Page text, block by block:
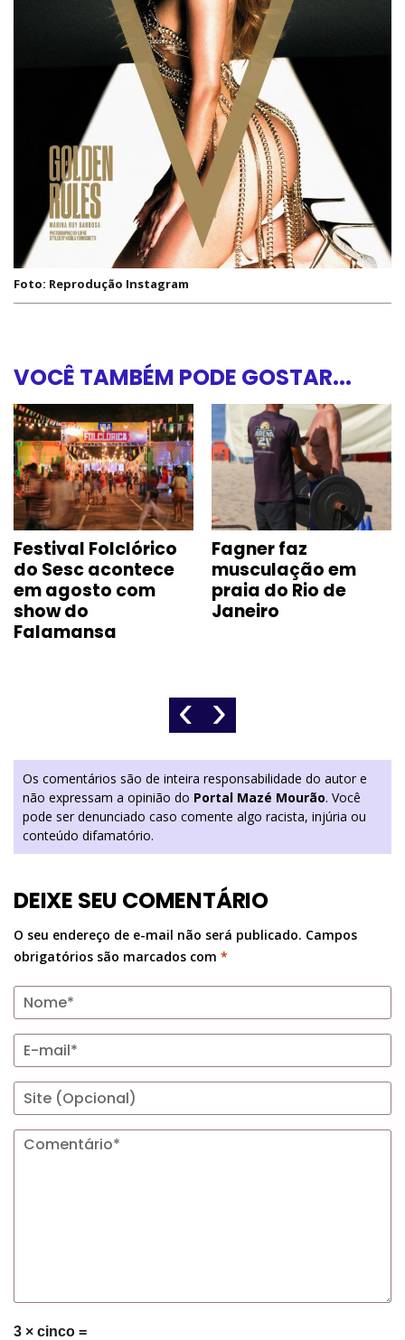
Foto: Reprodução Instagram
VOCÊ TAMBÉM PODE GOSTAR...
Festival Folclórico
do Sesc acontece
em agosto com
show do
Falamansa
Fagner faz
musculação em
praia do Rio de
Janeiro
‹ ›
Os comentários são de inteira responsabilidade do autor e
não expressam a opinião do Portal Mazé Mourão. Você
pode ser denunciado caso comente algo racista, injúria ou
conteúdo difamatório.
DEIXE SEU COMENTÁRIO
O seu endereço de e-mail não será publicado. Campos
obrigatórios são marcados com *
3 × cinco =